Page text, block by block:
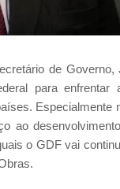
de
para
Especialmente
ao
o GDF vai